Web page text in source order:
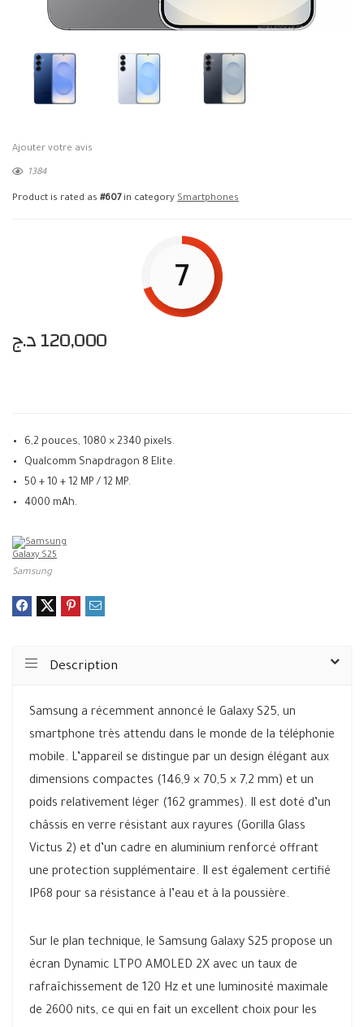
Ajouter votre avis
1384
Product is rated as #607 in category Smartphones
7
120,000د.ج
6,2 pouces, 1080 × 2340 pixels.
Qualcomm Snapdragon 8 Elite.
50 + 10 + 12 MP / 12 MP.
4000 mAh.
Samsung
Description
Samsung a récemment annoncé le Galaxy S25, un
smartphone très attendu dans le monde de la téléphonie
mobile. L’appareil se distingue par un design élégant aux
dimensions compactes (146,9 × 70,5 × 7,2 mm) et un
poids relativement léger (162 grammes). Il est doté d’un
châssis en verre résistant aux rayures (Gorilla Glass
Victus 2) et d’un cadre en aluminium renforcé offrant
une protection supplémentaire. Il est également certifié
IP68 pour sa résistance à l’eau et à la poussière.
Sur le plan technique, le Samsung Galaxy S25 propose un
écran Dynamic LTPO AMOLED 2X avec un taux de
rafraîchissement de 120 Hz et une luminosité maximale
de 2600 nits, ce qui en fait un excellent choix pour les